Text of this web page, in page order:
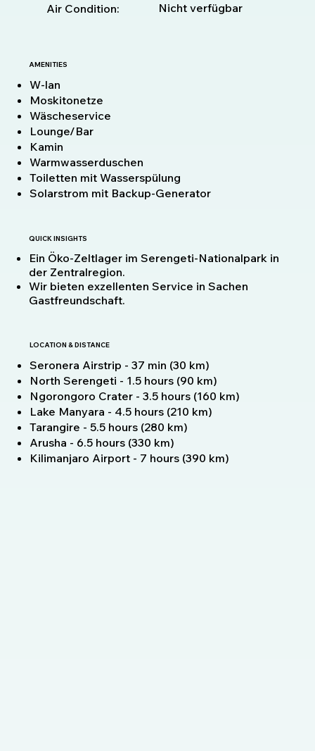
Air Condition:
Nicht verfügbar
AMENITIES
W-lan
Moskitonetze
Wäscheservice
Lounge/Bar
Kamin
Warmwasserduschen
Toiletten mit Wasserspülung
Solarstrom mit Backup-Generator
QUICK INSIGHTS
Ein Öko-Zeltlager im Serengeti-Nationalpark in
der Zentralregion.
Wir bieten exzellenten Service in Sachen
Gastfreundschaft.
LOCATION & DISTANCE
Seronera Airstrip - 37 min (30 km)
North Serengeti - 1.5 hours (90 km)
Ngorongoro Crater - 3.5 hours (160 km)
Lake Manyara - 4.5 hours (210 km)
Tarangire - 5.5 hours (280 km)
Arusha - 6.5 hours (330 km)
Kilimanjaro Airport - 7 hours (390 km)